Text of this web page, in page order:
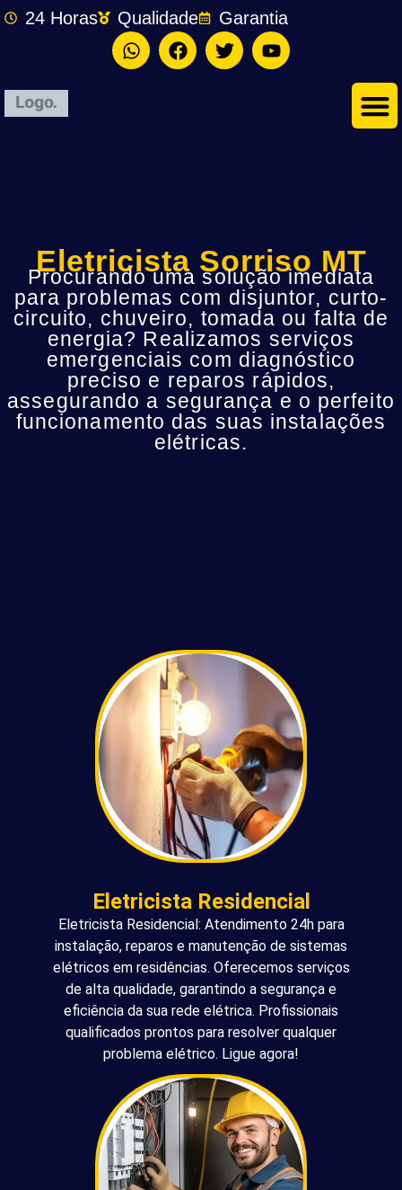
24 Horas Qualidade Garantia
Eletricista Sorriso MT
Procurando uma solução imediata
para problemas com disjuntor, curto-
circuito, chuveiro, tomada ou falta de
energia? Realizamos serviços
emergenciais com diagnóstico
preciso e reparos rápidos,
assegurando a segurança e o perfeito
funcionamento das suas instalações
elétricas.
Eletricista Residencial
Eletricista Residencial: Atendimento 24h para
instalação, reparos e manutenção de sistemas
elétricos em residências. Oferecemos serviços
de alta qualidade, garantindo a segurança e
eficiência da sua rede elétrica. Profissionais
qualificados prontos para resolver qualquer
problema elétrico. Ligue agora!